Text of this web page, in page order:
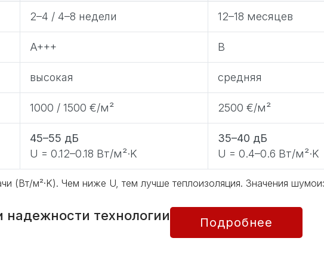
(Вт/м²·K). Чем ниже U, тем лучше теплоизоляция. Значения
2–4 / 4–8 недели 12–18 месяцев
A+++ B
высокая средняя
1000 / 1500 €/м² 2500 €/м²
45–55 дБ
U = 0.12–0.18 Вт/м²·K
35–40 дБ
U = 0.4–0.6 Вт/м²·K
технологии Подробнее